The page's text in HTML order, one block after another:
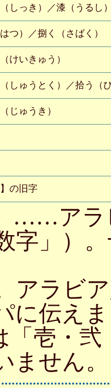
しっき）／漆（うるし
つ）／捌く（さばく）
けいきゅう）
しゅうとく）／拾う（
じゅうき）
】の旧字
……アラ
字」）
アラビ
に伝え
壱・弐
ません。